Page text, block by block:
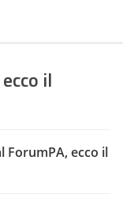
il
ForumPA, ecco il